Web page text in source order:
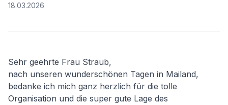
18.03.2026
Sehr geehrte Frau Straub,
nach unseren wunderschönen Tagen in Mailand,
bedanke ich mich ganz herzlich für die tolle
Organisation und die super gute Lage des